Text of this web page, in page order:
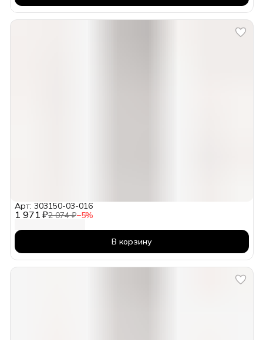
1 971 ₽2 074 ₽−5%
Арт: 303150-03-016
В корзину